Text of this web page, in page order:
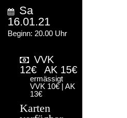
Sa
16.01.21
Beginn: 20.00 Uhr
VVK
12€
AK 15€
ermässigt
VVK 10€ | AK
13€
Karten